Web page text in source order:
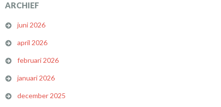
ARCHIEF
juni 2026
april 2026
februari 2026
januari 2026
december 2025